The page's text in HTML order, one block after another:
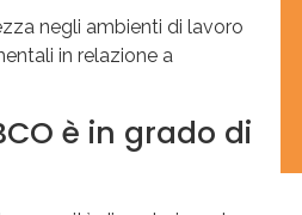
negli ambienti di lavoro
in relazione a
è in grado di